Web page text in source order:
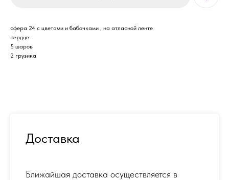
сфера 24 с цветами и бабочками , на атласной ленте
сердце
5 шаров
2 грузика
Доставка
Ближайшая доставка осуществляется в